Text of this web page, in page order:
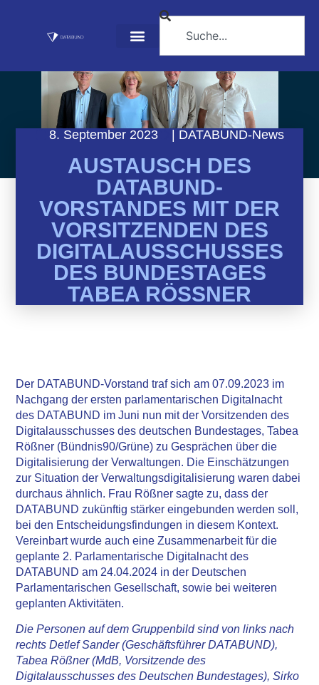
8. September 2023 DATABUND-News
AUSTAUSCH DES
DATABUND-
VORSTANDES MIT DER
VORSITZENDEN DES
DIGITALAUSSCHUSSES
DES BUNDESTAGES
TABEA RÖSSNER
Der DATABUND-Vorstand traf sich am 07.09.2023 im
Nachgang der ersten parlamentarischen Digitalnacht
des DATABUND im Juni nun mit der Vorsitzenden des
Digitalausschusses des deutschen Bundestages, Tabea
Rößner (Bündnis90/Grüne) zu Gesprächen über die
Digitalisierung der Verwaltungen. Die Einschätzungen
zur Situation der Verwaltungsdigitalisierung waren dabei
durchaus ähnlich. Frau Rößner sagte zu, dass der
DATABUND zukünftig stärker eingebunden werden soll,
bei den Entscheidungsfindungen in diesem Kontext.
Vereinbart wurde auch eine Zusammenarbeit für die
geplante 2. Parlamentarische Digitalnacht des
DATABUND am 24.04.2024 in der Deutschen
Parlamentarischen Gesellschaft, sowie bei weiteren
geplanten Aktivitäten.
Die Personen auf dem Gruppenbild sind von links nach
rechts Detlef Sander (Geschäftsführer DATABUND),
Tabea Rößner (MdB, Vorsitzende des
Digitalausschusses des Deutschen Bundestages), Sirko